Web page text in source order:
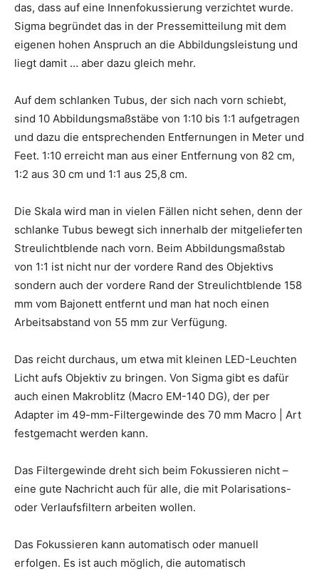
das, dass auf eine Innenfokussierung verzichtet wurde.
Sigma begründet das in der Pressemitteilung mit dem
eigenen hohen Anspruch an die Abbildungsleistung und
liegt damit … aber dazu gleich mehr.
Auf dem schlanken Tubus, der sich nach vorn schiebt,
sind 10 Abbildungsmaßstäbe von 1:10 bis 1:1 aufgetragen
und dazu die entsprechenden Entfernungen in Meter und
Feet. 1:10 erreicht man aus einer Entfernung von 82 cm,
1:2 aus 30 cm und 1:1 aus 25,8 cm.
Die Skala wird man in vielen Fällen nicht sehen, denn der
schlanke Tubus bewegt sich innerhalb der mitgelieferten
Streulichtblende nach vorn. Beim Abbildungsmaßstab
von 1:1 ist nicht nur der vordere Rand des Objektivs
sondern auch der vordere Rand der Streulichtblende 158
mm vom Bajonett entfernt und man hat noch einen
Arbeitsabstand von 55 mm zur Verfügung.
Das reicht durchaus, um etwa mit kleinen LED-Leuchten
Licht aufs Objektiv zu bringen. Von Sigma gibt es dafür
auch einen Makroblitz (Macro EM-140 DG), der per
Adapter im 49-mm-Filtergewinde des 70 mm Macro | Art
festgemacht werden kann.
Das Filtergewinde dreht sich beim Fokussieren nicht –
eine gute Nachricht auch für alle, die mit Polarisations-
oder Verlaufsfiltern arbeiten wollen.
Das Fokussieren kann automatisch oder manuell
erfolgen. Es ist auch möglich, die automatisch